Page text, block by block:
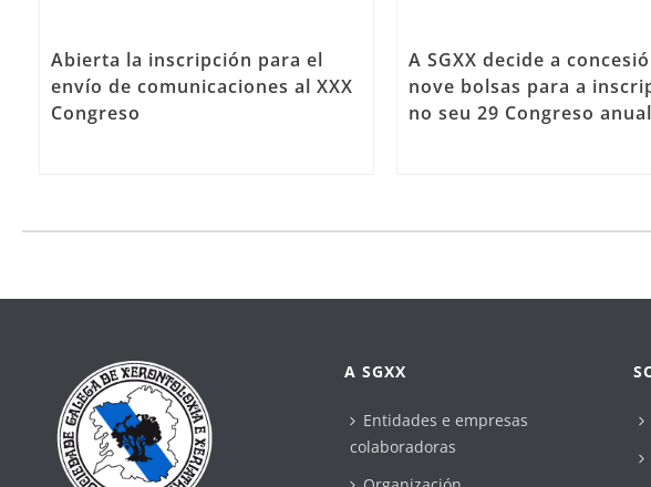
Abierta la inscripción para el
envío de comunicaciones al XXX
Congreso
A SGXX decide a
nove bolsas para a
no seu 29 Congreso anual
A SGXX
Entidades e empresas
colaboradoras